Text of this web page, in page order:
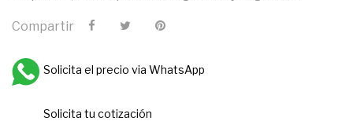
Compartir
Solicita el precio via WhatsApp
Solicita tu cotización